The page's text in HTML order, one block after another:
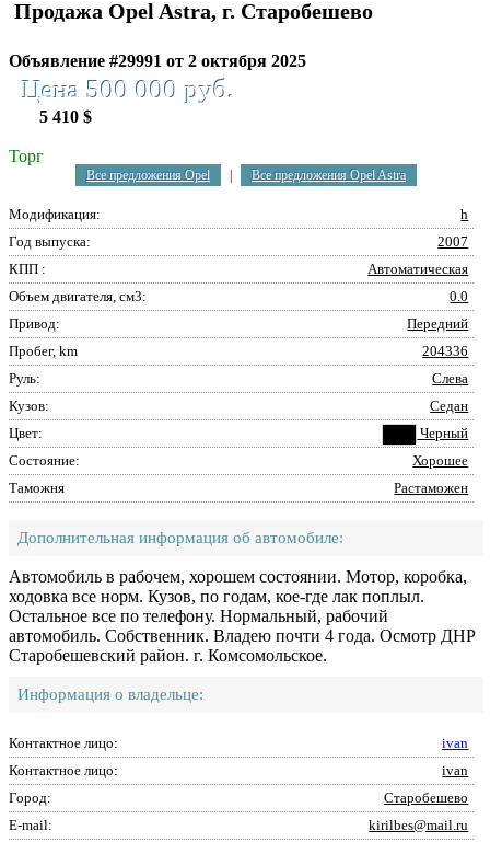
Продажа Opel Astra, г. Старобешево
Объявление #29991 от 2 октября 2025
Цена 500 000 руб.
5 410 $
Торг
Все предложения Opel Все предложения Opel Astra
Модификация:
h
Год выпуска:
2007
КПП :
Автоматическая
Объем двигателя, см3:
0.0
Привод:
Передний
Пробег, km
204336
Руль:
Слева
Кузов:
Седан
Цвет:
Черный
Состояние:
Хорошее
Таможня
Растаможен
Дополнительная информация об автомобиле:
Автомобиль в рабочем, хорошем состоянии. Мотор, коробка,
ходовка все норм. Кузов, по годам, кое-где лак поплыл.
Остальное все по телефону. Нормальный, рабочий
автомобиль. Собственник. Владею почти 4 года. Осмотр ДНР
Старобешевский район. г. Комсомольское.
Информация о владельце:
Контактное лицо:
ivan
Контактное лицо:
ivan
Город:
Старобешево
E-mail:
kirilbes@mail.ru